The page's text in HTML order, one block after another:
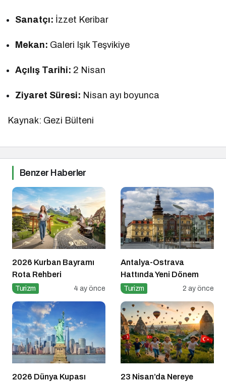
Sanatçı: İzzet Keribar
Mekan: Galeri Işık Teşvikiye
Açılış Tarihi: 2 Nisan
Ziyaret Süresi: Nisan ayı boyunca
Kaynak: Gezi Bülteni
Benzer Haberler
2026 Kurban Bayramı
Rota Rehberi
Turizm 4 ay önce
Antalya-Ostrava
Hattında Yeni Dönem
Turizm 2 ay önce
2026 Dünya Kupası
23 Nisan’da Nereye